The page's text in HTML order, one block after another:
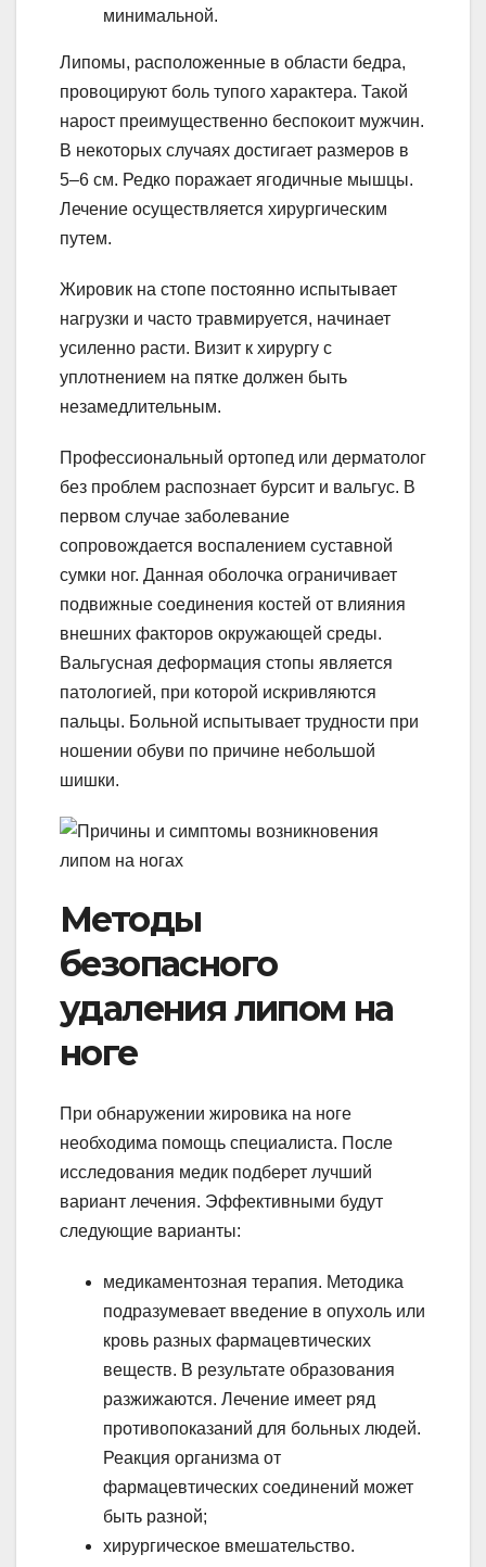
минимальной.
Липомы, расположенные в области бедра,
провоцируют боль тупого характера. Такой
нарост преимущественно беспокоит мужчин.
В некоторых случаях достигает размеров в
5–6 см. Редко поражает ягодичные мышцы.
Лечение осуществляется хирургическим
путем.
Жировик на стопе постоянно испытывает
нагрузки и часто травмируется, начинает
усиленно расти. Визит к хирургу с
уплотнением на пятке должен быть
незамедлительным.
Профессиональный ортопед или дерматолог
без проблем распознает бурсит и вальгус. В
первом случае заболевание
сопровождается воспалением суставной
сумки ног. Данная оболочка ограничивает
подвижные соединения костей от влияния
внешних факторов окружающей среды.
Вальгусная деформация стопы является
патологией, при которой искривляются
пальцы. Больной испытывает трудности при
ношении обуви по причине небольшой
шишки.
Методы
безопасного
удаления липом на
ноге
При обнаружении жировика на ноге
необходима помощь специалиста. После
исследования медик подберет лучший
вариант лечения. Эффективными будут
следующие варианты:
медикаментозная терапия. Методика
подразумевает введение в опухоль или
кровь разных фармацевтических
веществ. В результате образования
разжижаются. Лечение имеет ряд
противопоказаний для больных людей.
Реакция организма от
фармацевтических соединений может
быть разной;
хирургическое вмешательство.